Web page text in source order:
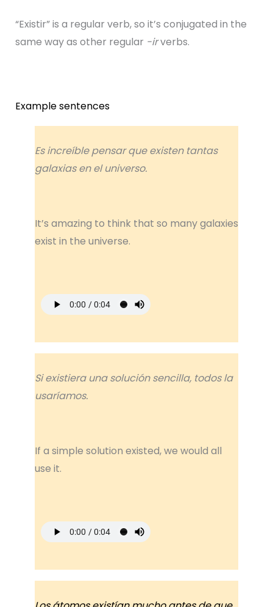
“Existir” is a regular verb, so it’s conjugated in the
same way as other regular -irverbs.
Example sentences
Es increíble pensar que existen tantas
galaxias en el universo.
It’s amazing to think that so many galaxies
exist in the universe.
Si existiera una solución sencilla, todos la
usaríamos.
If a simple solution existed, we would all
use it.